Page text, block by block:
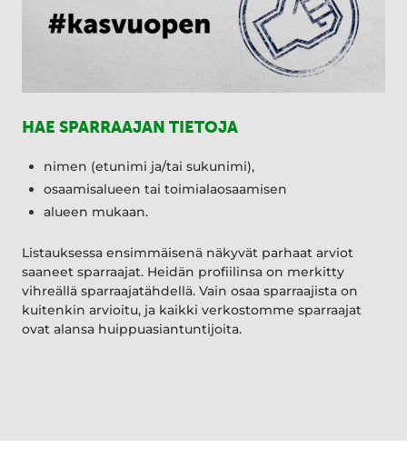
HAE SPARRAAJAN TIETOJA
nimen (etunimi ja/tai sukunimi),
osaamisalueen tai toimialaosaamisen
alueen mukaan.
Listauksessa ensimmäisenä näkyvät parhaat arviot
saaneet sparraajat. Heidän profiilinsa on merkitty
vihreällä sparraajatähdellä. Vain osaa sparraajista on
kuitenkin arvioitu, ja kaikki verkostomme sparraajat
ovat alansa huippuasiantuntijoita.